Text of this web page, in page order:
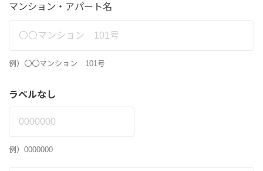
マンション・アパート名
例）〇〇マンション 101号
ラベルなし
例）0000000